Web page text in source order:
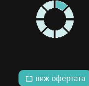
виж офертата